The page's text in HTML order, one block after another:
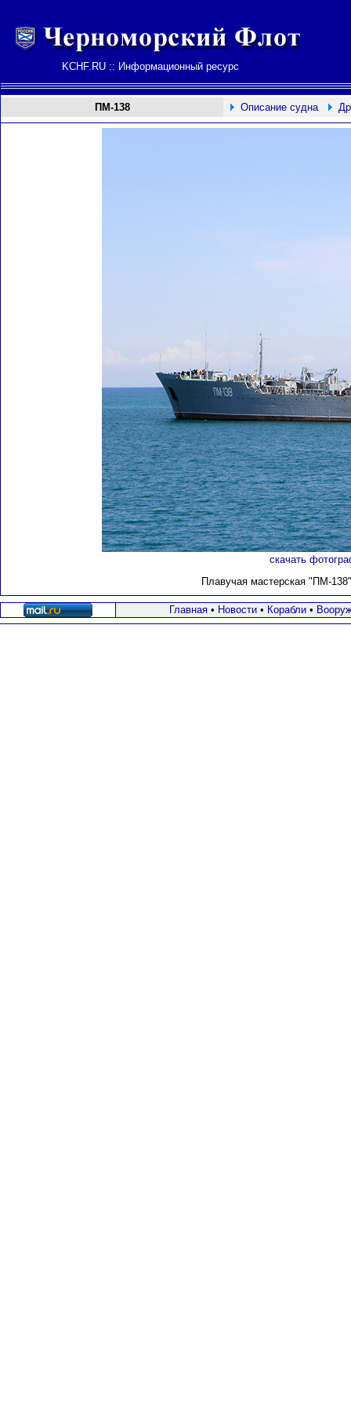
KCHF.RU :: Информационный ресурс
ПМ-138 Описание судна
скачать
Плавучая мастерская "ПМ-
Главная• Новости• Корабли•